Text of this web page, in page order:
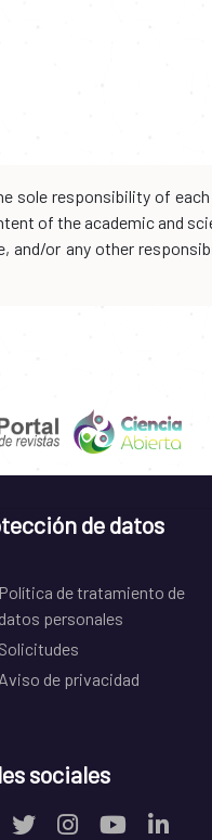
sole responsibility of
of the academic and
or any other
de datos
Política de tratamiento de
datos personales
Solicitudes
Aviso de privacidad
sociales